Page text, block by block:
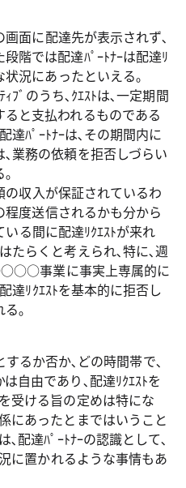
面に配達先が表示されず､
階では配達ﾊﾟｰﾄﾅｰは配達ﾘ
況にあったといえる｡
ﾌﾞのうち､ｸｴｽﾄは､一定期間
と支払われるものである
達ﾊﾟｰﾄﾅｰは､その期間内に
業務の依頼を拒否しづらい
｡
の収入が保証されているわ
程度送信されるかも分から
いる間に配達ﾘｸｴｽﾄが来れ
たらくと考えられ､特に､週
事業に事実上専属的に
達ﾘｸｴｽﾄを基本的に拒否し
｡
するか否か､どの時間帯で､
自由であり､配達ﾘｸｴｽﾄを
受ける旨の定めは特にな
にあったとまではいうこと
､配達ﾊﾟｰﾄﾅｰの認識として､
に置かれるような事情もあ